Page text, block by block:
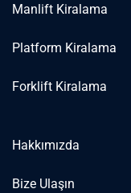
Manlift Kiralama
Platform Kiralama
Forklift Kiralama
Hakkımızda
Bize Ulaşın